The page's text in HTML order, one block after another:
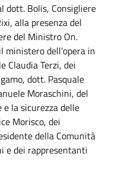
dott. Bolis, Consigliere
alla presenza del
del Ministro On.
dell’opera in
Claudia Terzi, dei
dott. Pasquale
Moraschini, del
la sicurezza delle
Morisco, dei
della Comunità
e dei rappresentanti